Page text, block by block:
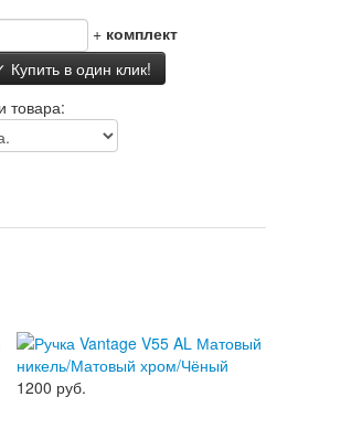
+ комплект
Купить в один клик!
товара:
1200 руб.